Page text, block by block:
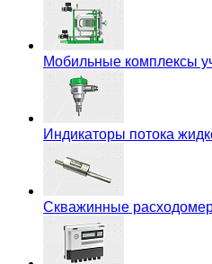
Мобильные комплексы
Индикаторы потока
Скважинные